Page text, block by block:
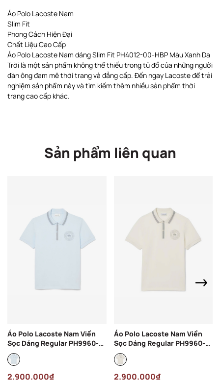
Áo Polo Lacoste Nam
Slim Fit
Phong Cách Hiện Đại
Chất Liệu Cao Cấp
Áo Polo Lacoste Nam dáng Slim Fit PH4012-00-HBP Màu Xanh Da
Trời là một sản phẩm không thể thiếu trong tủ đồ của những người
đàn ông đam mê thời trang và đẳng cấp. Đến ngay Lacoste để trải
nghiệm sản phẩm này và tìm kiếm thêm nhiều sản phẩm thời
trang cao cấp khác.
Sản phẩm liên quan
Áo Polo Lacoste Nam Viền
Sọc Dáng Regular PH9960-
00-T01 Màu Xanh Nhạt
2.900.000₫
Áo Polo Lacoste Nam Viền
Sọc Dáng Regular PH9960-
00-ARS Màu Kem
2.900.000₫